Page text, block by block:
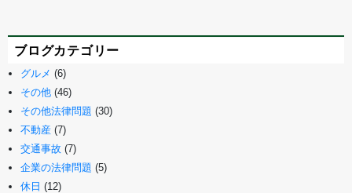
ブログカテゴリー
グルメ (6)
その他 (46)
その他法律問題 (30)
不動産 (7)
交通事故 (7)
企業の法律問題 (5)
休日 (12)